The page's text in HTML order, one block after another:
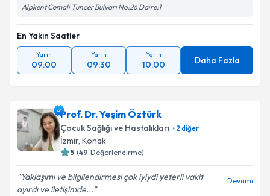
Alpkent Cemali Tuncer Bulvarı No:26 Daire:1
En Yakın Saatler
Yarın
09:00
Yarın
09:30
Yarın
10:00 Daha Fazla
Prof. Dr. Yeşim Öztürk
Çocuk Sağlığı ve Hastalıkları +2 diğer
İzmir, Konak
5 (49 Değerlendirme)
Yaklaşımı ve bilgilendirmesi çok iyiydi yeterli vakit
ayırdı ve iletişimde...
Devamı